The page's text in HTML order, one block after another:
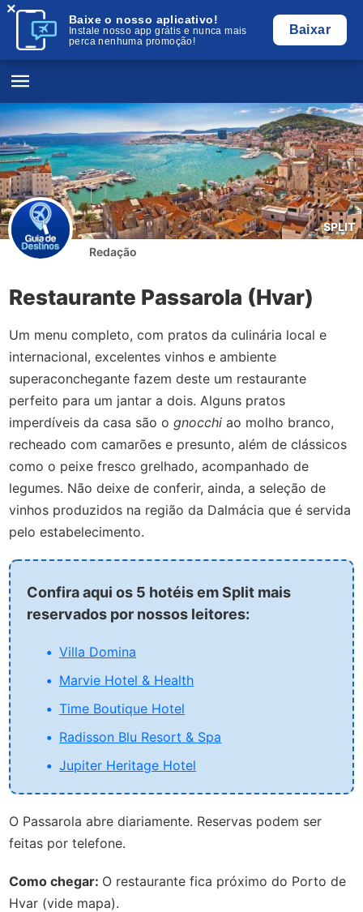
Baixe o nosso aplicativo!
Instale nosso app grátis e nunca mais
perca nenhuma promoção!
Baixar
×
SPLIT
Redação
Restaurante Passarola (Hvar)
Um menu completo, com pratos da culinária local e
internacional, excelentes vinhos e ambiente
superaconchegante fazem deste um restaurante
perfeito para um jantar a dois. Alguns pratos
imperdíveis da casa são ognocchi ao molho branco,
recheado com camarões e presunto, além de clássicos
como o peixe fresco grelhado, acompanhado de
legumes. Não deixe de conferir, ainda, a seleção de
vinhos produzidos na região da Dalmácia que é servida
pelo estabelecimento.
Confira aqui os 5 hotéis em Split mais
reservados por nossos leitores:
Villa Domina
Marvie Hotel & Health
Time Boutique Hotel
Radisson Blu Resort & Spa
Jupiter Heritage Hotel
O Passarola abre diariamente. Reservas podem ser
feitas por telefone.
Como chegar: O restaurante fica próximo do Porto de
Hvar (vide mapa).